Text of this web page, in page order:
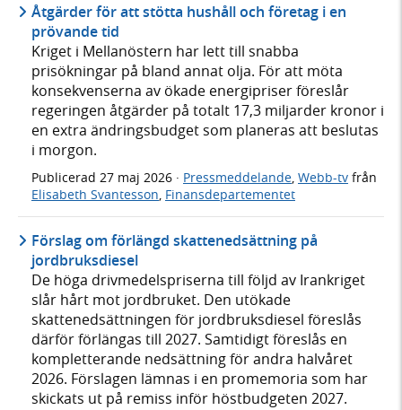
Åtgärder för att stötta hushåll och företag i en
prövande tid
Kriget i Mellanöstern har lett till snabba
prisökningar på bland annat olja. För att möta
konsekvenserna av ökade energipriser föreslår
regeringen åtgärder på totalt 17,3 miljarder kronor i
en extra ändringsbudget som planeras att beslutas
i morgon.
Publicerad 27 maj 2026 · Pressmeddelande Webb-tv från
Elisabeth Svantesson Finansdepartementet
Förslag om förlängd skattenedsättning på
jordbruksdiesel
De höga drivmedelspriserna till följd av Irankriget
slår hårt mot jordbruket. Den utökade
skattenedsättningen för jordbruksdiesel föreslås
därför förlängas till 2027. Samtidigt föreslås en
kompletterande nedsättning för andra halvåret
2026. Förslagen lämnas i en promemoria som har
skickats ut på remiss inför höstbudgeten 2027.